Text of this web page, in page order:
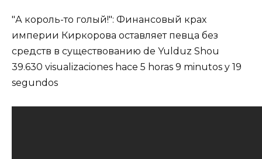
"А король-то голый!": Финансовый крах
империи Киркорова оставляет певца без
средств в существованию de Yulduz Shou
39.630 visualizaciones hace 5 horas 9 minutos y 19
segundos